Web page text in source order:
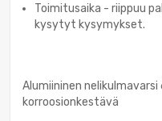
Toimitusaika - riippuu
kysytyt kysymykset.
Alumiininen nelikulmavarsi
korroosionkestävä